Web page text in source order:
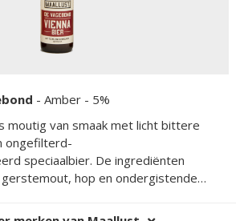
- Amber - 5%
moutig van smaak met licht bittere
ongefilterd-
speciaalbier. De ingrediënten
hop en ondergistende